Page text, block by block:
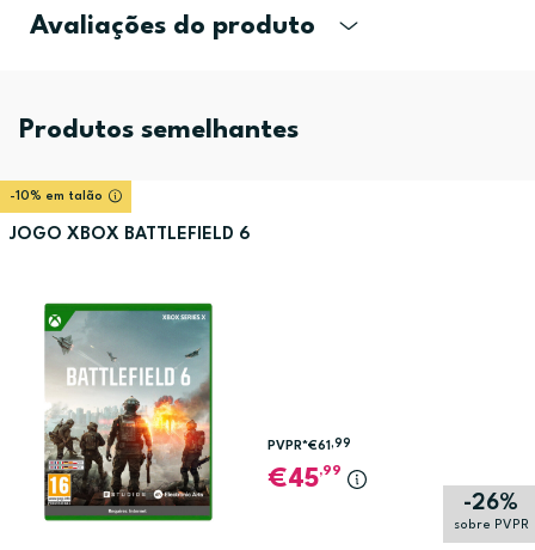
Avaliações do produto
Produtos semelhantes
-10% em talão
JOGO XBOX BATTLEFIELD 6
-26%
sobre PVPR
PVPR*€61,99
45,99